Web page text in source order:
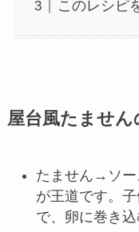
このレシピ
屋台風たません
たません→ソ
が王道です。
で、卵に巻き込